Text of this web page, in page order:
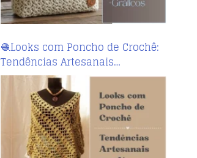
🧶Looks com Poncho de Crochê:
Tendências Artesanais…